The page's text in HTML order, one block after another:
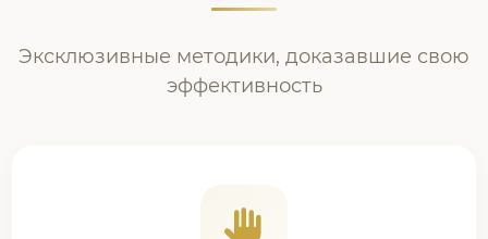
Эксклюзивные методики, доказавшие свою
эффективность